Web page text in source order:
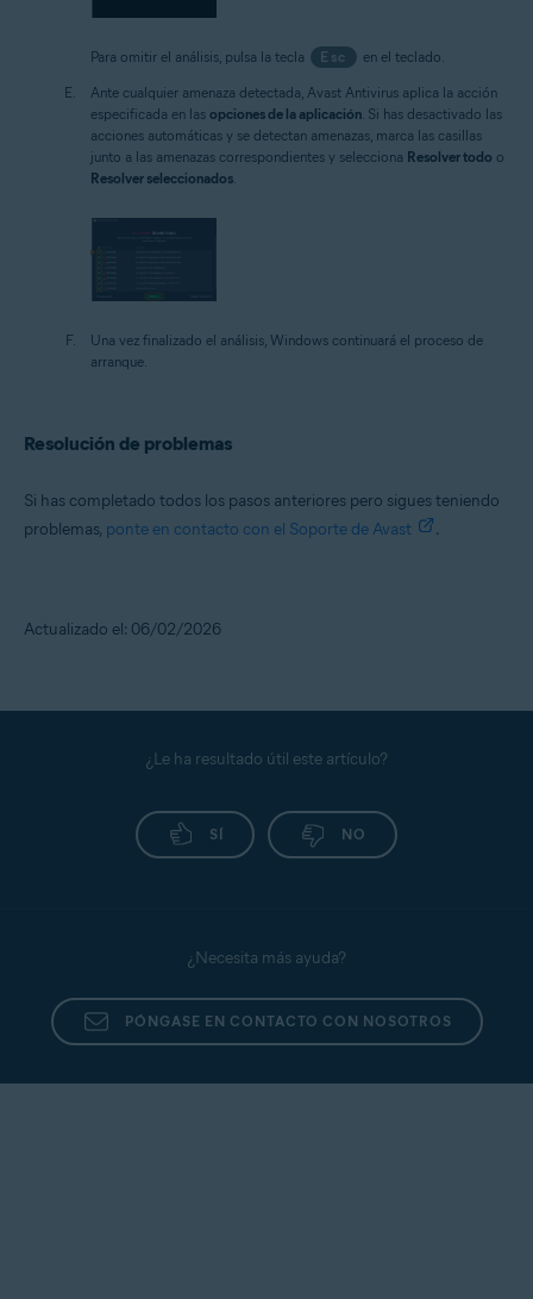
Para omitir el análisis, pulsa la tecla Esc
en el teclado.
Ante cualquier amenaza detectada, Avast Antivirus aplica la acción
especificada en las opciones de la aplicación. Si has desactivado las
acciones automáticas y se detectan amenazas, marca las casillas
junto a las amenazas correspondientes y selecciona Resolver todo o
Resolver seleccionados.
Una vez finalizado el análisis, Windows continuará el proceso de
arranque.
Resolución de problemas
Si has completado todos los pasos anteriores pero sigues teniendo
problemas, ponte en contacto con el Soporte de Avast .
Actualizado el: 06/02/2026
¿Le ha resultado útil este artículo?
SÍ NO
¿Necesita más ayuda?
PÓNGASE EN CONTACTO CON NOSOTROS